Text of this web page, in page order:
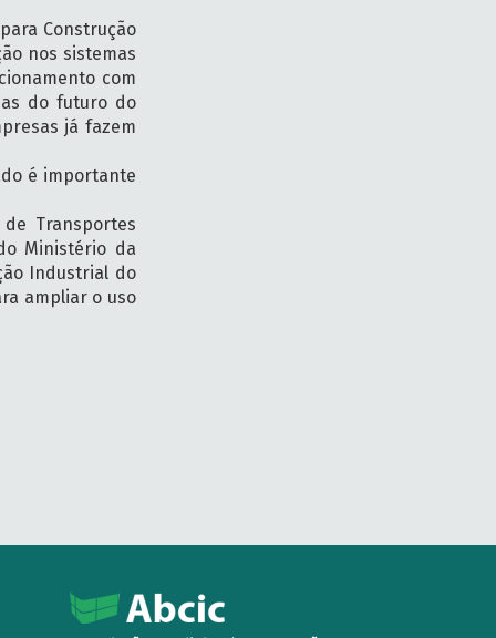
Construção
nos sistemas
com
do futuro do
já fazem
é importante
Transportes
Ministério da
Industrial do
ampliar o uso